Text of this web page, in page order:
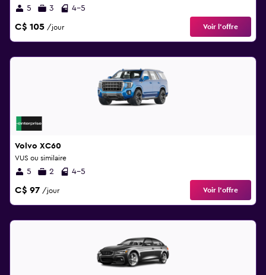
5 3 4-5
C$ 105 /jour Voir l’offre
Volvo XC60
VUS ou similaire
5 2 4-5
C$ 97 /jour Voir l’offre